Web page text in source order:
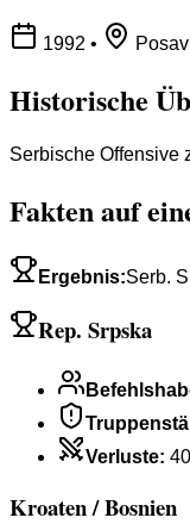
1992 •
Historische
Serbische Offensive
Fakten auf
Ergebnis:Serb.
Rep. Srpska
Verluste:
Kroaten / Bosnien